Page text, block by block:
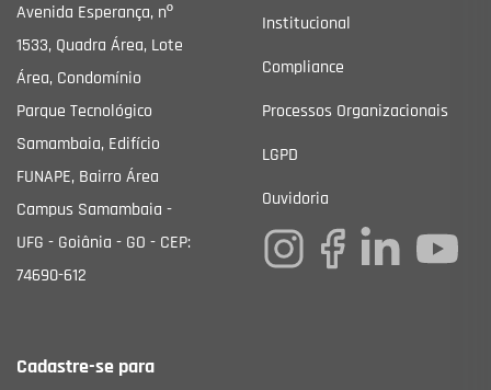
Avenida Esperança, nº
1533, Quadra Área, Lote
Área, Condomínio
Parque Tecnológico
Samambaia, Edifício
FUNAPE, Bairro Área
Campus Samambaia -
UFG - Goiânia - GO - CEP:
74690-612
Cadastre-se para
Institucional
Compliance
Processos Organizacionais
LGPD
Ouvidoria